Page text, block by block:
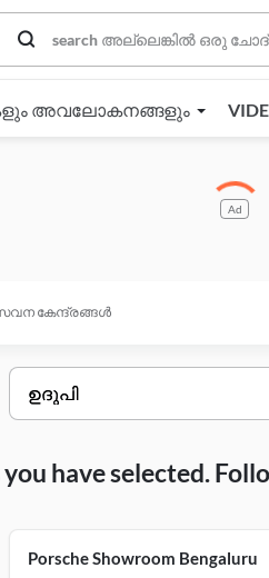
അവലോകനങ്ങളും
Ad
കേന്ദ്രങ്ങൾ
have selected.
Porsche Showroom Bengaluru